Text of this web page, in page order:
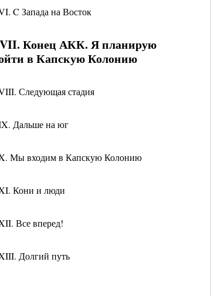
C Запада на Восток
Конец АКК. Я планирую
в Капскую Колонию
Следующая стадия
Дальше на юг
Мы входим в Капскую Колонию
Кони и люди
Все вперед!
Долгий путь